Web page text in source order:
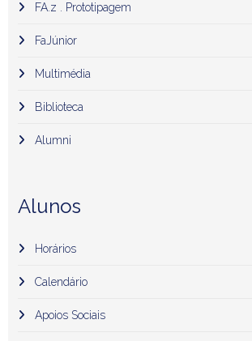
FA.z . Prototipagem
FaJúnior
Multimédia
Biblioteca
Alumni
Alunos
Horários
Calendário
Apoios Sociais